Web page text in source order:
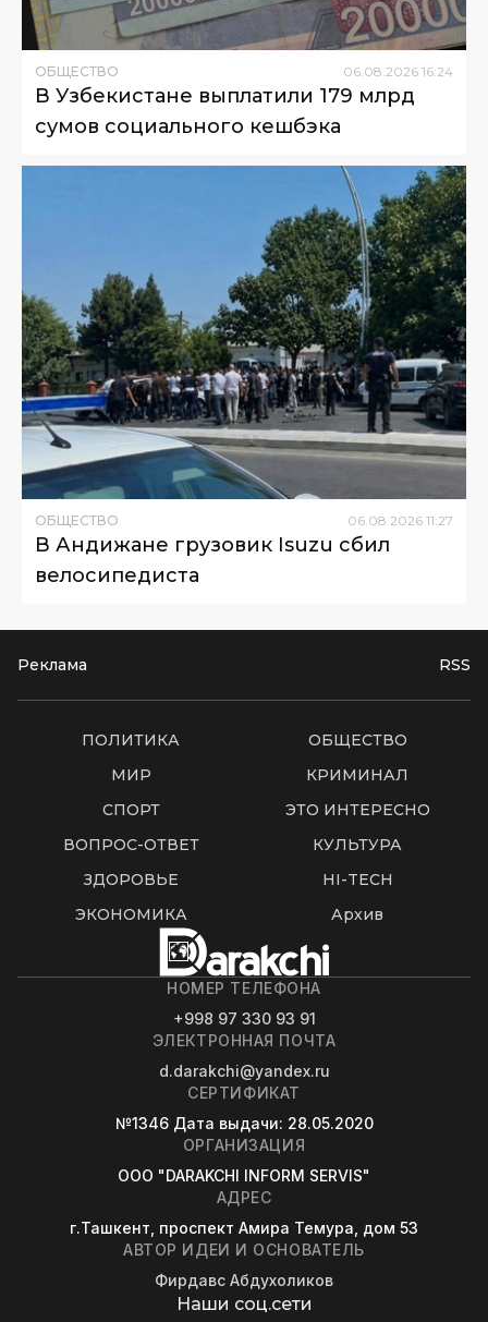
ОБЩЕСТВО 06 08 2026 16:24
В Узбекистане выплатили 179 млрд
сумов социального кешбэка
ОБЩЕСТВО 06 08 2026 11:27
В Андижане грузовик Isuzu сбил
велосипедиста
Реклама RSS
ПОЛИТИКА
ОБЩЕСТВО
МИР
КРИМИНАЛ
СПОРТ
ЭТО ИНТЕРЕСНО
ВОПРОС-ОТВЕТ
КУЛЬТУРА
ЗДОРОВЬЕ
HI-TECH
ЭКОНОМИКА
Архив
НОМЕР ТЕЛЕФОНА
+998 97 330 93 91
ЭЛЕКТРОННАЯ ПОЧТА
d.darakchi@yandex.ru
СЕРТИФИКАТ
№1346 Дата выдачи: 28.05.2020
ОРГАНИЗАЦИЯ
OOO "DARAKCHI INFORM SERVIS"
АДРЕС
г.Ташкент, проспект Амира Темура, дом 53
АВТОР ИДЕИ И ОСНОВАТЕЛЬ
Фирдавс Абдухоликов
Наши соц.сети